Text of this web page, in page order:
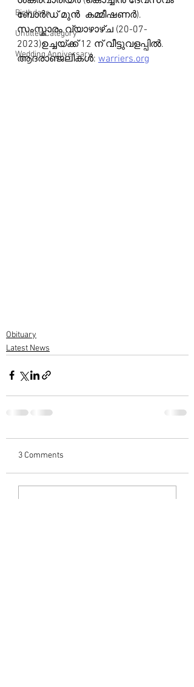
Birthdays
Untitled Category
Wedding Anniversary
ബോർഡ് മുൻ  കമ്മീഷണർ).
സംസ്കാരം വ്യാഴാഴ്ച (20-07-
2023)ഉച്ചയ്ക്ക് 12 ന് വീട്ടുവളപ്പിൽ.
ആദരാഞ്ജലികൾ: warriers.org
Obituary
Latest News
3 Comments